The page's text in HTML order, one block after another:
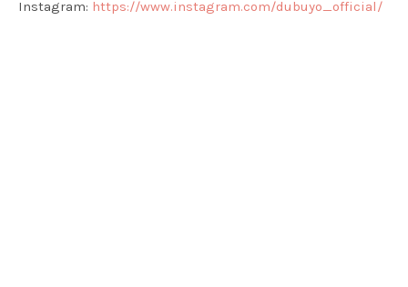
Instagram: https://www.instagram.com/dubuyo_official/